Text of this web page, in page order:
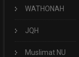
WATHONAH
JQH
Muslimat NU